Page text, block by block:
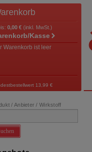
0,00 € (inkl. MwSt.)
Kasse
Warenkorb ist leer
13,99 €
/ Anbieter / Wirkstoff